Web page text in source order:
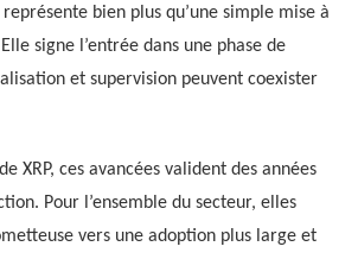
bien plus qu’une simple mise à
signe l’entrée dans une phase de
et supervision peuvent coexister
XRP, ces avancées valident des années
Pour l’ensemble du secteur, elles
vers une adoption plus large et